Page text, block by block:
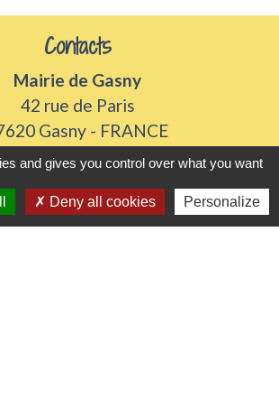
Contacts
Mairie de Gasny
42 rue de Paris
Gasny - FRANCE
+33 2 32 77 54 50
Contact par formulaire
and gives you control over what you want
Deny all cookies Personalize